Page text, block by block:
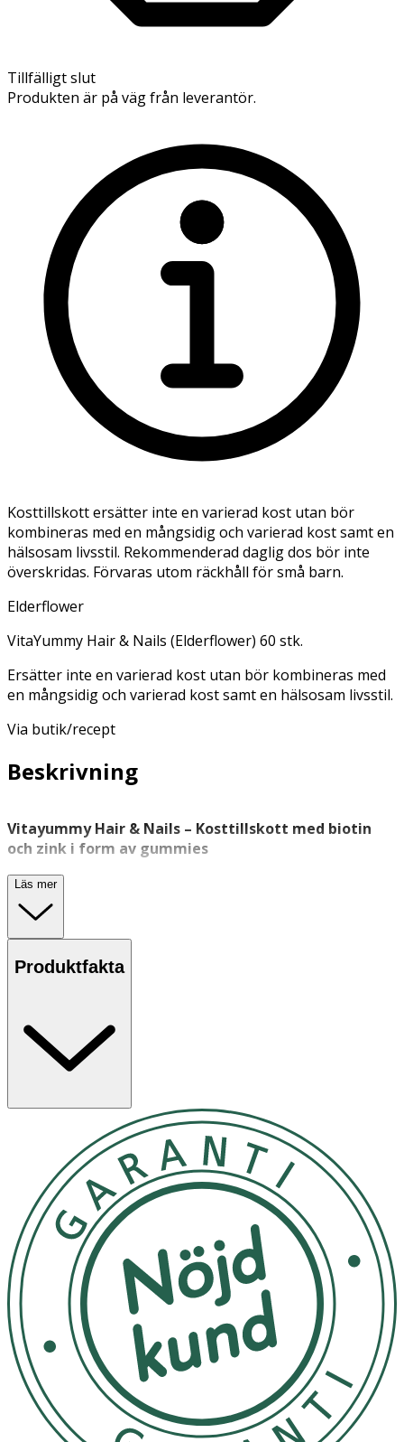
Tillfälligt slut
Produkten är på väg från leverantör.
Kosttillskott ersätter inte en varierad kost utan bör
kombineras med en mångsidig och varierad kost samt en
hälsosam livsstil. Rekommenderad daglig dos bör inte
överskridas. Förvaras utom räckhåll för små barn.
Elderflower
VitaYummy Hair & Nails (Elderflower) 60 stk.
Ersätter inte en varierad kost utan bör kombineras med
en mångsidig och varierad kost samt en hälsosam livsstil.
Via butik/recept
Beskrivning
Vitayummy Hair & Nails – Kosttillskott med biotin
och zink i form av gummies
Vitayummy Hair & Nails är ett veganskt
form av gummies med smak av fläderblomma. Produkten
innehåller biotin, som bidrar till att bibehålla normalt hår,
och zink, som bidrar till att bibehålla normala naglar.
Produkten innehåller även selen som, bidrar till att
smaker och passar både vuxna och ungdomar från 11 år.
Förpackning innehåller 60 gummies
- Rekommenderad daglig dos: 2 gummies.
- För vuxna och barn från 11 år.
- Överskrid inte rekommenderad dos.
- Kosttillskott bör inte ersätta en varierad kost och en
hälsosam livsstil.
Förvaring
Förvaras i rumstemperatur och skyddat från ljus.
Förvaras oåtkomligt för barn. Produktens utformning
kan tilltala barn. Ha extra uppsikt då överdosering kan
innebära risker.
Läs mer
Produktfakta